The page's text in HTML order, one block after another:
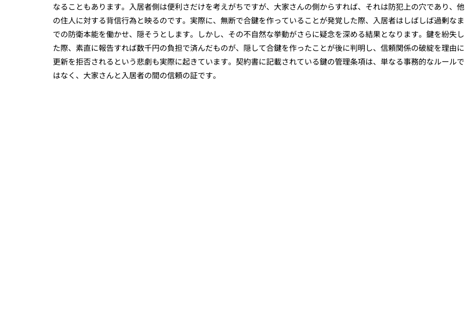
なることもあります。入居者側は便利さだけを考えがちですが、大家さんの側からすれば、それは防犯上の穴であり、他
の住人に対する背信行為と映るのです。実際に、無断で合鍵を作っていることが発覚した際、入居者はしばしば過剰なま
での防衛本能を働かせ、隠そうとします。しかし、その不自然な挙動がさらに疑念を深める結果となります。鍵を紛失し
た際、素直に報告すれば数千円の負担で済んだものが、隠して合鍵を作ったことが後に判明し、信頼関係の破綻を理由に
更新を拒否されるという悲劇も実際に起きています。契約書に記載されている鍵の管理条項は、単なる事務的なルールで
はなく、大家さんと入居者の間の信頼の証です。